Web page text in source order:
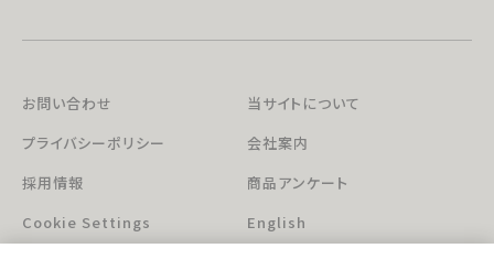
お問い合わせ
当サイトについて
プライバシーポリシー
会社案内
採用情報
商品アンケート
Cookie Settings
English